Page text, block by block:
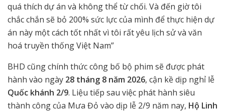
quá thích dự án và không thể từ chối. Và đến giờ tôi
chắc chắn sẽ bỏ 200% sức lực của mình để thực hiện dự
án này một cách tốt nhất vì tôi rất yêu lịch sử và văn
hoá truyền thống Việt Nam”
BHD cũng chính thức công bố bộ phim sẽ được phát
hành vào ngày 28 tháng 8 năm 2026, cận kề dịp nghỉ lễ
Quốc khánh 2/9. Liệu tiếp sau việc phát hành siêu
thành công của Mưa Đỏ vào dịp lễ 2/9 năm nay, Hộ Linh